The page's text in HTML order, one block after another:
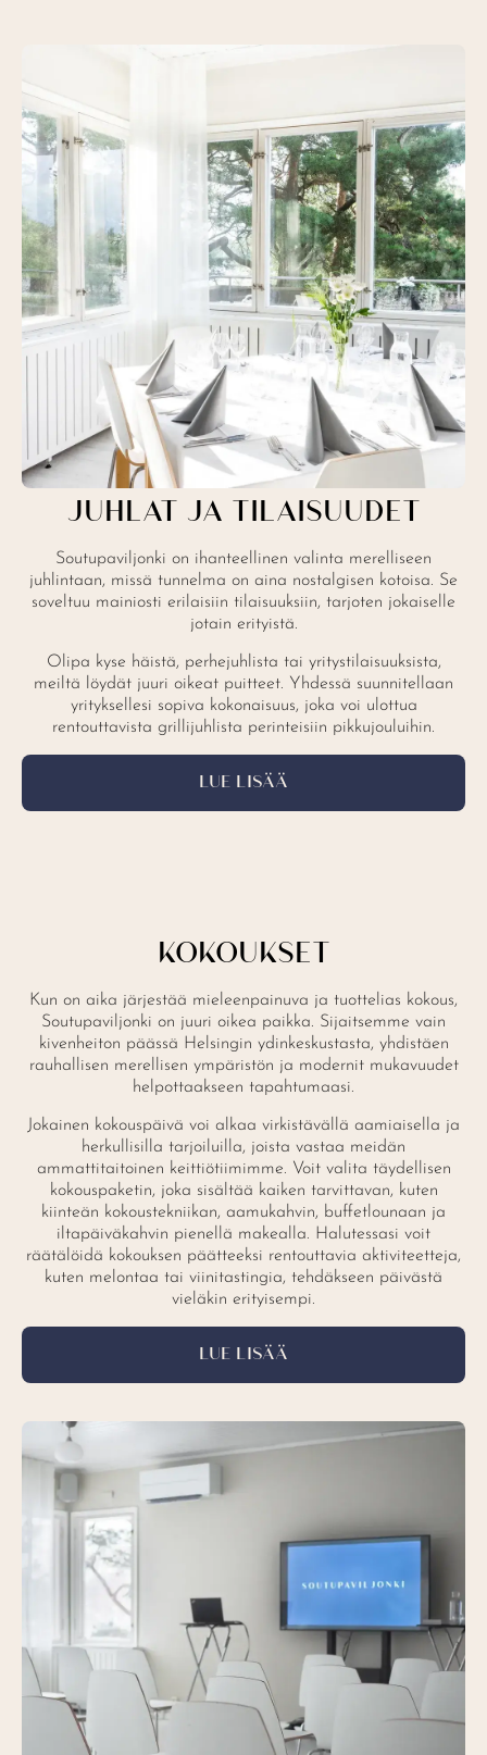
JUHLAT JA TILAISUUDET
Soutupaviljonki on ihanteellinen valinta merelliseen
juhlintaan, missä tunnelma on aina nostalgisen kotoisa. Se
soveltuu mainiosti erilaisiin tilaisuuksiin, tarjoten jokaiselle
jotain erityistä.
Olipa kyse häistä, perhejuhlista tai yritystilaisuuksista,
meiltä löydät juuri oikeat puitteet. Yhdessä suunnitellaan
yrityksellesi sopiva kokonaisuus, joka voi ulottua
rentouttavista grillijuhlista perinteisiin pikkujouluihin.
LUE LISÄÄ
KOKOUKSET
Kun on aika järjestää mieleenpainuva ja tuottelias kokous,
Soutupaviljonki on juuri oikea paikka. Sijaitsemme vain
kivenheiton päässä Helsingin ydinkeskustasta, yhdistäen
rauhallisen merellisen ympäristön ja modernit mukavuudet
helpottaakseen tapahtumaasi.
Jokainen kokouspäivä voi alkaa virkistävällä aamiaisella ja
herkullisilla tarjoiluilla, joista vastaa meidän
ammattitaitoinen keittiötiimimme. Voit valita täydellisen
kokouspaketin, joka sisältää kaiken tarvittavan, kuten
kiinteän kokoustekniikan, aamukahvin, buffetlounaan ja
iltapäiväkahvin pienellä makealla. Halutessasi voit
räätälöidä kokouksen päätteeksi rentouttavia aktiviteetteja,
kuten melontaa tai viinitastingia, tehdäkseen päivästä
vieläkin erityisempi.
LUE LISÄÄ